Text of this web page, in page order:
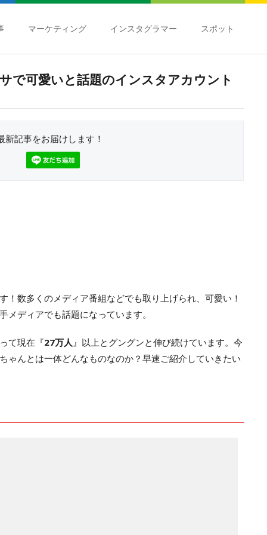
マーケティング インスタグラマー スポット
で可愛いと話題のインスタアカウント
新記事をお届けします！
！数多くのメディア番組などでも取り上げられ、可愛い！
ディアでも話題になっています。
て現在『27万人』以上とグングンと伸び続けています。今
ゃんとは一体どんなものなのか？早速ご紹介していきたい